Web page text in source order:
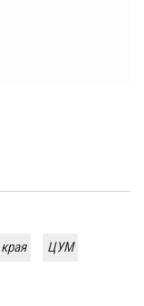
ЦУМ